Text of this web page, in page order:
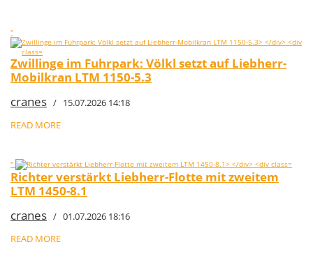
"
Zwillinge im Fuhrpark: Völkl setzt auf Liebherr-
Mobilkran LTM 1150-5.3
cranes / 15.07.2026 14:18
READ MORE
"
Richter verstärkt Liebherr-Flotte mit zweitem
LTM 1450-8.1
cranes / 01.07.2026 18:16
READ MORE